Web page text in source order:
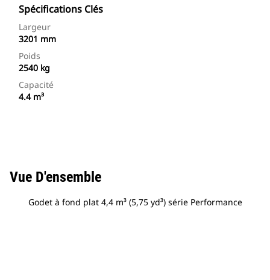
Spécifications Clés
Largeur
3201 mm
Poids
2540 kg
Capacité
4.4 m³
Vue D'ensemble
Godet à fond plat 4,4 m³ (5,75 yd³) série Performance